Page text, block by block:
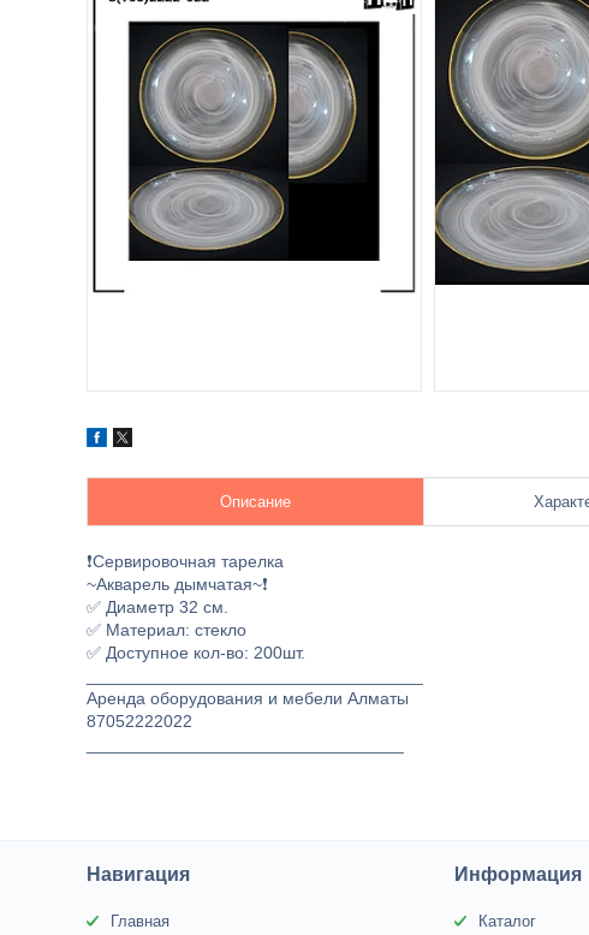
Описание
❗Сервировочная тарелка
~Акварель дымчатая~❗
✅ Диаметр 32 см.
✅ Материал: стекло
✅ Доступное кол-во: 200шт.
Аренда оборудования и мебели Алматы
87052222022
Навигация
Главная
Информация
Каталог